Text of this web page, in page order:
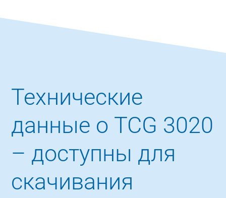
Технические
данные о TCG 3020
– доступны для
скачивания